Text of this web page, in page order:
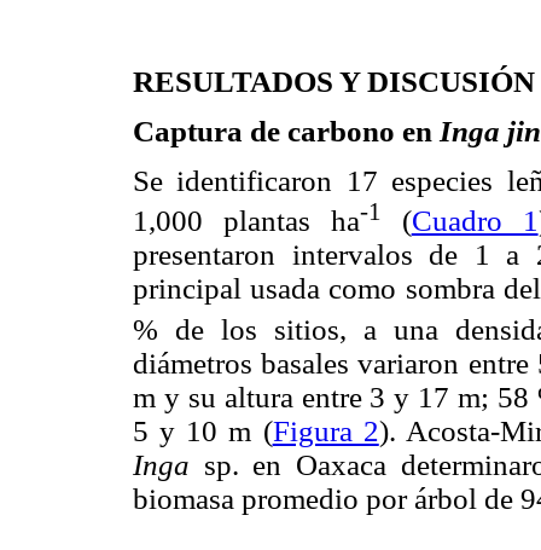
RESULTADOS Y DISCUSIÓN
Captura de carbono en Inga
Se identificaron 17 especies
1,000 plantas ha-1 (Cuadro 1
presentaron intervalos de 1
principal usada como sombra
% de los sitios, a una
diámetros basales variaron
m y su altura entre 3 y 17 m;
5 y 10 m (Figura 2). Acosta-
Inga sp. en Oaxaca
biomasa promedio por árbol de